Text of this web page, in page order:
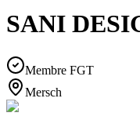
SANI
Membre FGT
Mersch